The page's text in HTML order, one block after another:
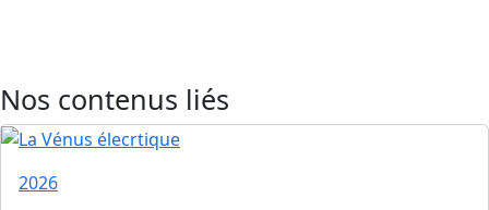
Nos contenus liés
2026